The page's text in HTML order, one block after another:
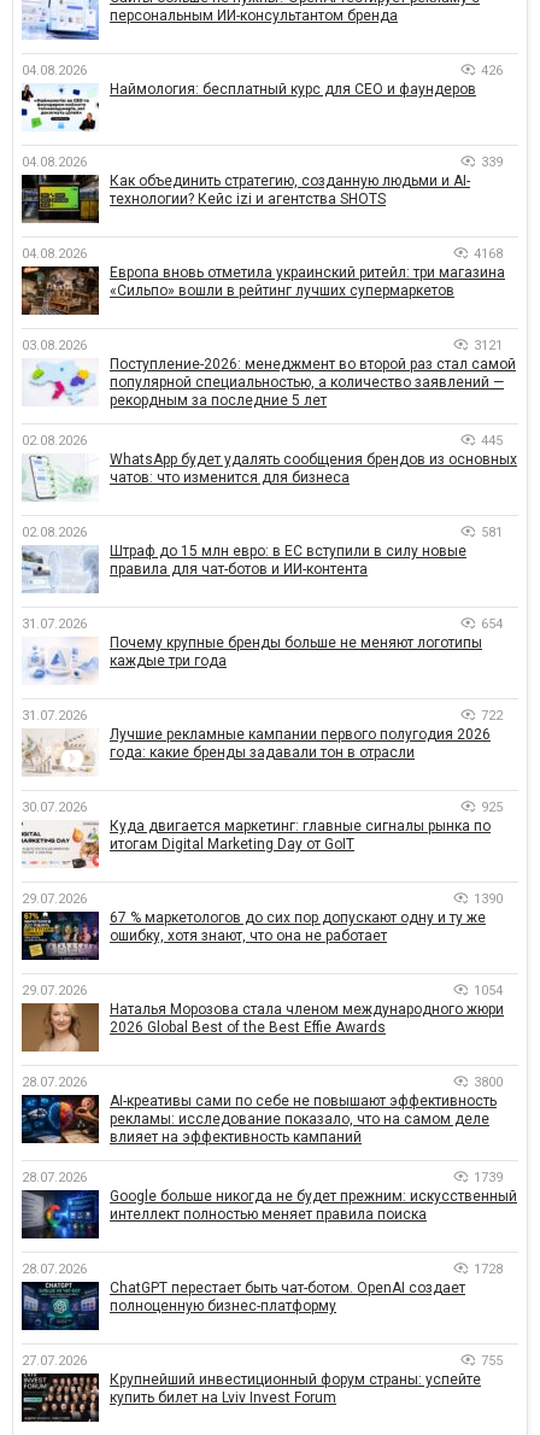
персональным ИИ-консультантом бренда
04.08.2026 426
Наймология: бесплатный курс для CEO и фаундеров
04.08.2026 339
Как объединить стратегию, созданную людьми и AI-
технологии? Кейс izi и агентства SHOTS
04.08.2026 4168
Европа вновь отметила украинский ритейл: три магазина
«Сильпо» вошли в рейтинг лучших супермаркетов
03.08.2026 3121
Поступление-2026: менеджмент во второй раз стал самой
популярной специальностью, а количество заявлений —
рекордным за последние 5 лет
02.08.2026 445
WhatsApp будет удалять сообщения брендов из основных
чатов: что изменится для бизнеса
02.08.2026 581
Штраф до 15 млн евро: в ЕС вступили в силу новые
правила для чат-ботов и ИИ-контента
31.07.2026 654
Почему крупные бренды больше не меняют логотипы
каждые три года
31.07.2026 722
Лучшие рекламные кампании первого полугодия 2026
года: какие бренды задавали тон в отрасли
30.07.2026 925
Куда двигается маркетинг: главные сигналы рынка по
итогам Digital Marketing Day от GoIT
29.07.2026 1390
67 % маркетологов до сих пор допускают одну и ту же
ошибку, хотя знают, что она не работает
29.07.2026 1054
Наталья Морозова стала членом международного жюри
2026 Global Best of the Best Effie Awards
28.07.2026 3800
AI-креативы сами по себе не повышают эффективность
рекламы: исследование показало, что на самом деле
влияет на эффективность кампаний
28.07.2026 1739
Google больше никогда не будет прежним: искусственный
интеллект полностью меняет правила поиска
28.07.2026 1728
ChatGPT перестает быть чат-ботом. OpenAI создает
полноценную бизнес-платформу
27.07.2026 755
Крупнейший инвестиционный форум страны: успейте
купить билет на Lviv Invest Forum